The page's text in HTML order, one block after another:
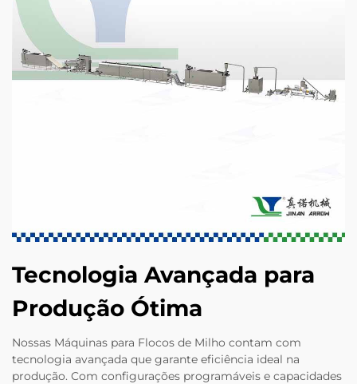
Tecnologia Avançada para
Produção Ótima
Nossas Máquinas para Flocos de Milho contam com
tecnologia avançada que garante eficiência ideal na
produção. Com configurações programáveis e capacidades